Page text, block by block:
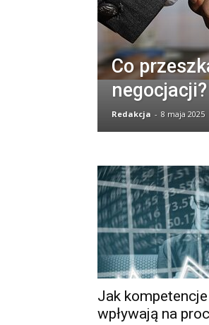
Co
negocjacji?
Redakcja - 8 maja 2025
Jak
wpływają na